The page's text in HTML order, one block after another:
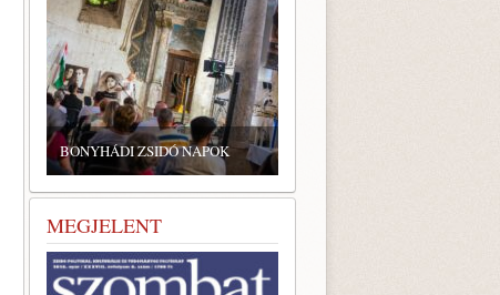
ZSIDÓ GASZTRONÓMIAI
TALÁLKOZÓ A BONYHÁDI
ZSINAGÓGÁBAN
MEGJELENT